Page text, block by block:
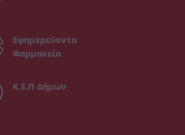
Εφημερεύοντα
Φαρμακεία
Κ.Ε.Π Δήμων